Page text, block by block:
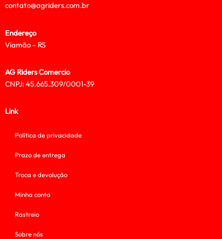
contato@agriders.com.br
Endereço
Viamão – RS
AG Riders Comercio
CNPJ: 45.665.309/0001-39
Link
Política de privacidade
Prazo de entrega
Troca e devolução
Minha conta
Rastreio
Sobre nós